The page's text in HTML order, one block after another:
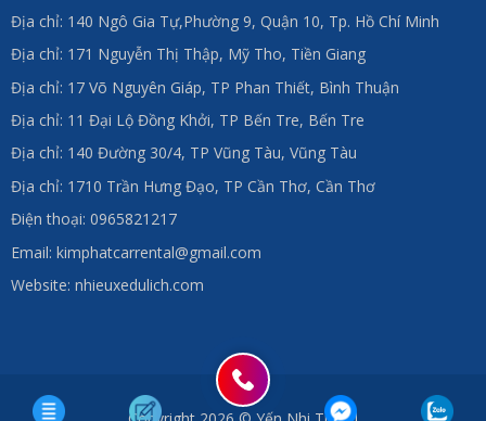
Địa chỉ: 140 Ngô Gia Tự,Phường 9, Quận 10, Tp. Hồ Chí Minh
Địa chỉ: 171 Nguyễn Thị Thập, Mỹ Tho, Tiền Giang
Địa chỉ: 17 Võ Nguyên Giáp, TP Phan Thiết, Bình Thuận
Địa chỉ: 11 Đại Lộ Đồng Khởi, TP Bến Tre, Bến Tre
Địa chỉ: 140 Đường 30/4, TP Vũng Tàu, Vũng Tàu
Địa chỉ: 1710 Trần Hưng Đạo, TP Cần Thơ, Cần Thơ
Điện thoại: 0965821217
Email: kimphatcarrental@gmail.com
Website: nhieuxedulich.com